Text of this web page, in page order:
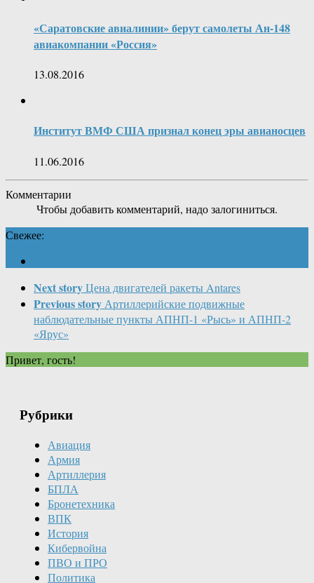
«Саратовские авиалинии» берут самолеты Ан-148
авиакомпании «Россия»
13.08.2016
Институт ВМФ США признал конец эры авианосцев
11.06.2016
Комментарии
Чтобы добавить комментарий, надо залогиниться.
Свежее:
Next storyЦена двигателей ракеты Antares
Previous story Артиллерийские подвижные
наблюдательные пункты АПНП-1 «Рысь» и АПНП-2
«Ярус»
Привет, гость!
Рубрики
Авиация
Армия
Артиллерия
БПЛА
Бронетехника
ВПК
История
Кибервойна
ПВО и ПРО
Политика